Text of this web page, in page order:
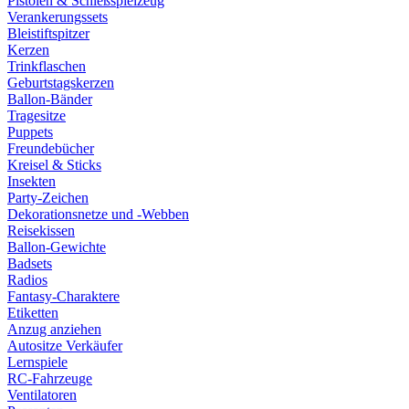
Verankerungssets
Bleistiftspitzer
Kerzen
Trinkflaschen
Geburtstagskerzen
Ballon-Bänder
Tragesitze
Puppets
Freundebücher
Kreisel & Sticks
Insekten
Party-Zeichen
Dekorationsnetze und -Webben
Reisekissen
Ballon-Gewichte
Badsets
Radios
Fantasy-Charaktere
Etiketten
Anzug anziehen
Autositze Verkäufer
Lernspiele
RC-Fahrzeuge
Ventilatoren